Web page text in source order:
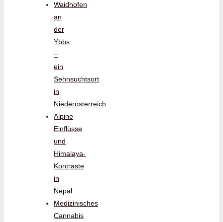
Waidhofen
an
der
Ybbs
–
ein
Sehnsuchtsort
in
Niederösterreich
Alpine
Einflüsse
und
Himalaya-
Kontraste
in
Nepal
Medizinisches
Cannabis